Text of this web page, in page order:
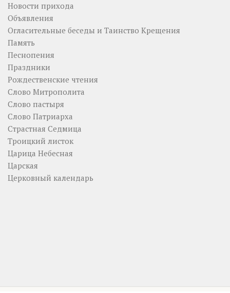
Новости прихода
Объявления
Огласительные беседы и Таинство Крещения
Память
Песнопения
Праздники
Рождественские чтения
Слово Митрополита
Слово пастыря
Слово Патриарха
Страстная Седмица
Троицкий листок
Царица Небесная
Царская
Церковный календарь